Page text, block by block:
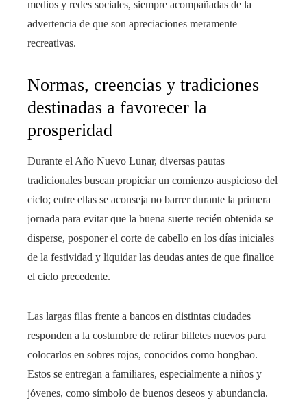
medios y redes sociales, siempre acompañadas de la
advertencia de que son apreciaciones meramente
recreativas.
Normas, creencias y tradiciones
destinadas a favorecer la
prosperidad
Durante el Año Nuevo Lunar, diversas pautas
tradicionales buscan propiciar un comienzo auspicioso del
ciclo; entre ellas se aconseja no barrer durante la primera
jornada para evitar que la buena suerte recién obtenida se
disperse, posponer el corte de cabello en los días iniciales
de la festividad y liquidar las deudas antes de que finalice
el ciclo precedente.
Las largas filas frente a bancos en distintas ciudades
responden a la costumbre de retirar billetes nuevos para
colocarlos en sobres rojos, conocidos como hongbao.
Estos se entregan a familiares, especialmente a niños y
jóvenes, como símbolo de buenos deseos y abundancia.